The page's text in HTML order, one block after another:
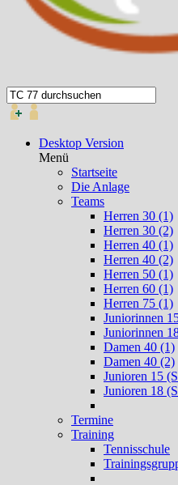
Desktop Version
Menü
Startseite
Die Anlage
Teams
Herren 30 (1)
Herren 30 (2)
Herren 40 (1)
Herren 40 (2)
Herren 50 (1)
Herren 60 (1)
Herren 75 (1)
Juniorinnen
Juniorinnen
Damen 40 (1)
Damen 40 (2)
Junioren 15
Junioren 18
Termine
Training
Tennisschule